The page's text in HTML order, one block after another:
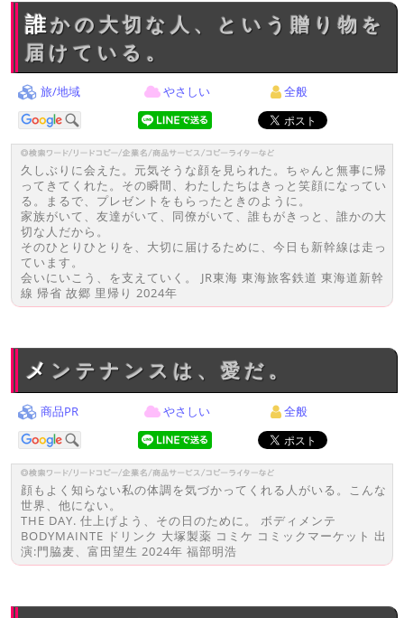
誰かの大切な人、という贈り物を
届けている。
旅/地域 やさしい 全般
久しぶりに会えた。元気そうな顔を見られた。ちゃんと無事に帰
ってきてくれた。その瞬間、わたしたちはきっと笑顔になってい
る。まるで、プレゼントをもらったときのように。
家族がいて、友達がいて、同僚がいて、誰もがきっと、誰かの大
切な人だから。
そのひとりひとりを、大切に届けるために、今日も新幹線は走っ
ています。
会いにいこう、を支えていく。 JR東海 東海旅客鉄道 東海道新幹
線 帰省 故郷 里帰り 2024年
メンテナンスは、愛だ。
商品PR やさしい 全般
顔もよく知らない私の体調を気づかってくれる人がいる。こんな
世界、他にない。
THE DAY. 仕上げよう、その日のために。 ボディメンテ
BODYMAINTE ドリンク 大塚製薬 コミケ コミックマーケット 出
演:門脇麦、富田望生 2024年 福部明浩